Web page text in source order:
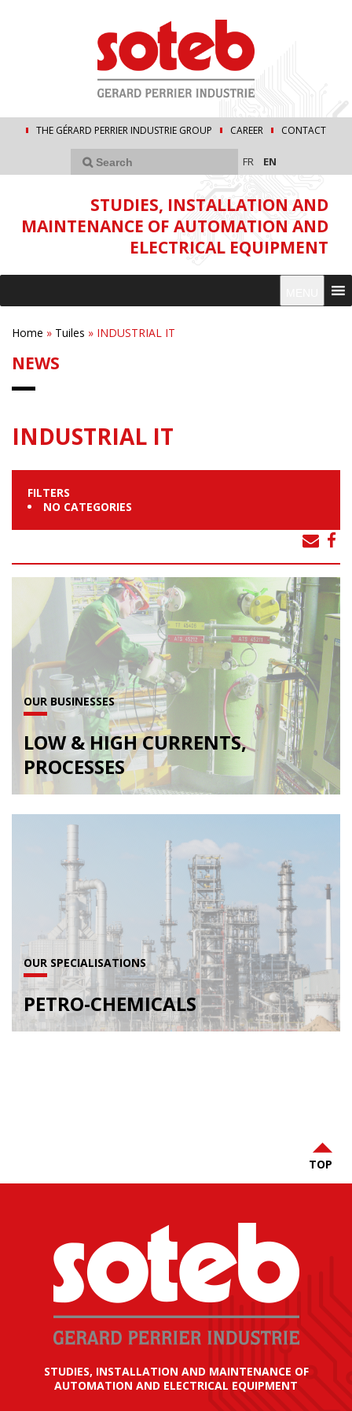
THE GÉRARD PERRIER INDUSTRIE GROUP CAREER CONTACT
FR EN
STUDIES, INSTALLATION AND
MAINTENANCE OF AUTOMATION AND
ELECTRICAL EQUIPMENT
Home » Tuiles » INDUSTRIAL IT
NEWS
INDUSTRIAL IT
FILTERS
NO CATEGORIES
OUR BUSINESSES
LOW & HIGH CURRENTS,
PROCESSES
OUR SPECIALISATIONS
PETRO-CHEMICALS
TOP
STUDIES, INSTALLATION AND MAINTENANCE OF
AUTOMATION AND ELECTRICAL EQUIPMENT